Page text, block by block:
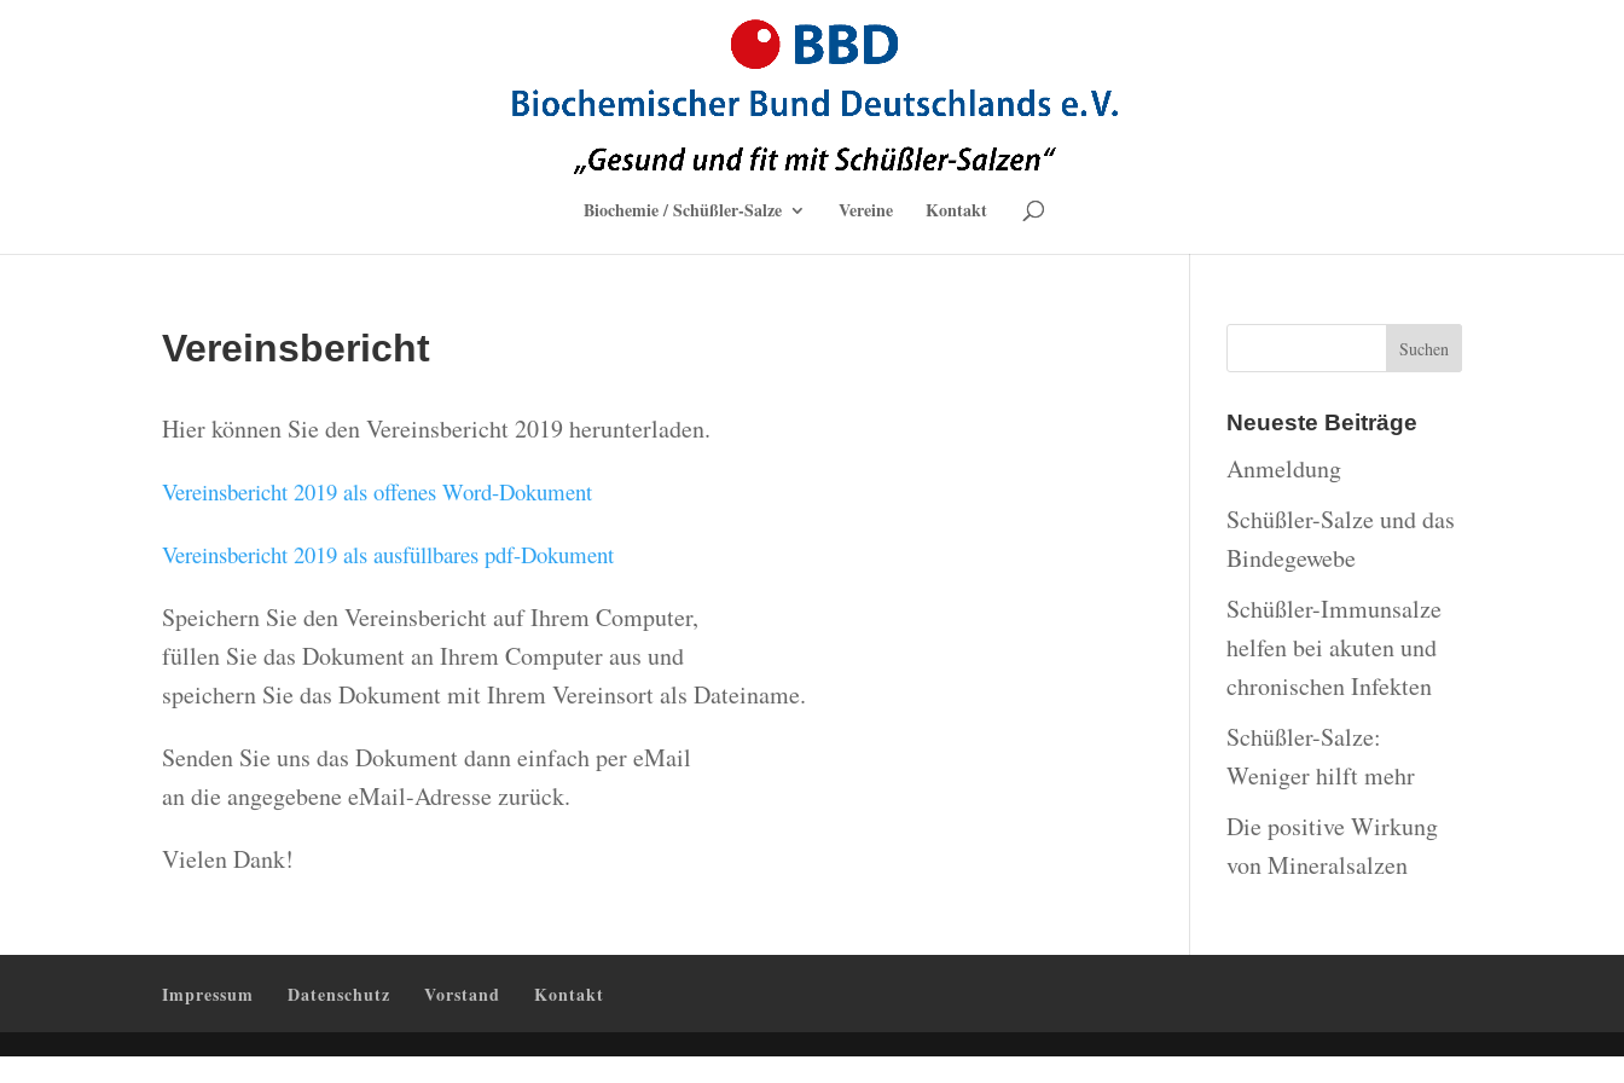
Biochemie / Schüßler-Salze Vereine Kontakt
Vereinsbericht
Hier können Sie den Vereinsbericht 2019 herunterladen.
Vereinsbericht 2019 als offenes Word-Dokument
Vereinsbericht 2019 als ausfüllbares pdf-Dokument
Speichern Sie den Vereinsbericht auf Ihrem Computer,
füllen Sie das Dokument an Ihrem Computer aus und
speichern Sie das Dokument mit Ihrem Vereinsort als Dateiname.
Senden Sie uns das Dokument dann einfach per eMail
an die angegebene eMail-Adresse zurück.
Vielen Dank!
Neueste Beiträge
Anmeldung
Schüßler-Salze und das
Bindegewebe
Schüßler-Immunsalze
helfen bei akuten und
chronischen Infekten
Schüßler-Salze:
Weniger hilft mehr
Die positive Wirkung
von Mineralsalzen
Impressum Datenschutz Vorstand Kontakt